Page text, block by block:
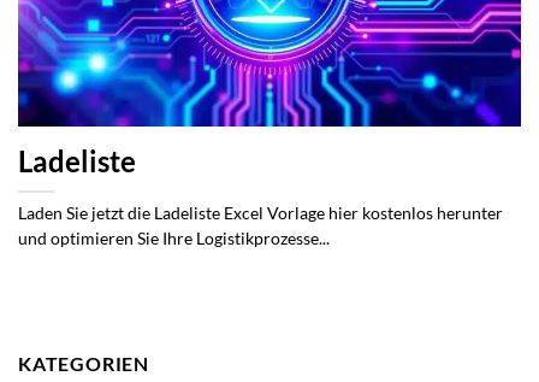
Ladeliste
Laden Sie jetzt die Ladeliste Excel Vorlage hier kostenlos herunter
und optimieren Sie Ihre Logistikprozesse...
KATEGORIEN